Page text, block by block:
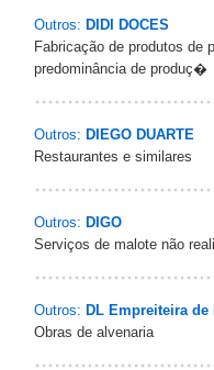
Outros: DIDI DOCES
Fabricação de produtos de
predominância de produç�
Outros: DIEGO DUARTE
Restaurantes e similares
Outros: DIGO
Serviços de malote não
Outros: DL Empreiteira de
Obras de alvenaria